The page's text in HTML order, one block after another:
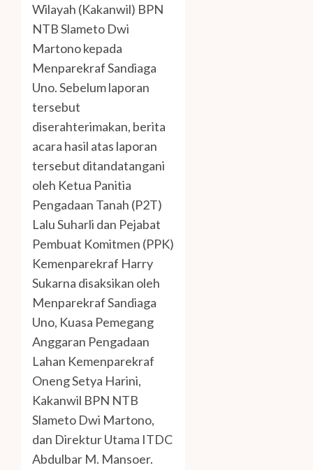
Wilayah (Kakanwil) BPN
NTB Slameto Dwi
Martono kepada
Menparekraf Sandiaga
Uno. Sebelum laporan
tersebut
diserahterimakan, berita
acara hasil atas laporan
tersebut ditandatangani
oleh Ketua Panitia
Pengadaan Tanah (P2T)
Lalu Suharli dan Pejabat
Pembuat Komitmen (PPK)
Kemenparekraf Harry
Sukarna disaksikan oleh
Menparekraf Sandiaga
Uno, Kuasa Pemegang
Anggaran Pengadaan
Lahan Kemenparekraf
Oneng Setya Harini,
Kakanwil BPN NTB
Slameto Dwi Martono,
dan Direktur Utama ITDC
Abdulbar M. Mansoer.